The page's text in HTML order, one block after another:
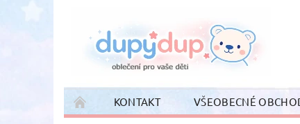
KONTAKT VŠEOBECNÉ